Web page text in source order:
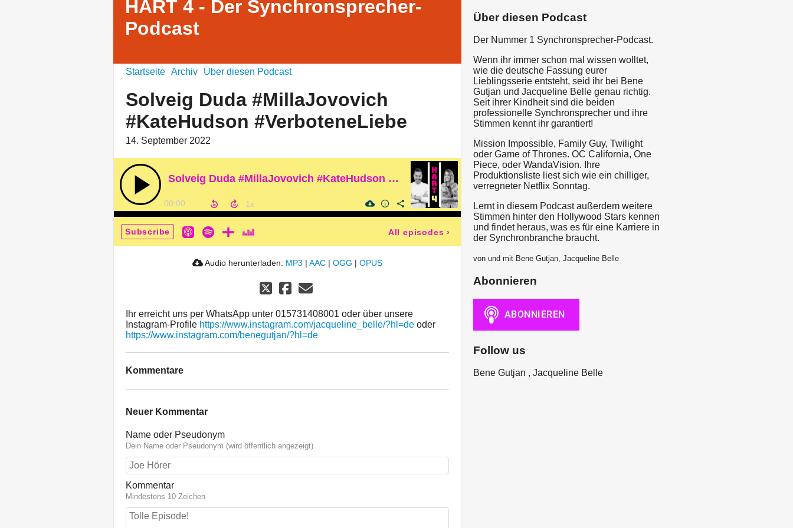
HART 4 - Der Synchronsprecher-
Podcast
Startseite Archiv Über diesen Podcast
Solveig Duda #MillaJovovich
#KateHudson #VerboteneLiebe
14. September 2022
Solveig Duda #MillaJovovich #KateHudson #VerboteneLiebe
00:00
Subscribe All episodes ›
Audio herunterladen: MP3 | AAC | OGG | OPUS
Ihr erreicht uns per WhatsApp unter 015731408001 oder über unsere
Instagram-Profile https://www.instagram.com/jacqueline_belle/?hl=de oder
https://www.instagram.com/benegutjan/?hl=de
Kommentare
Neuer Kommentar
Name oder Pseudonym
Dein Name oder Pseudonym (wird öffentlich angezeigt)
Kommentar
Mindestens 10 Zeichen
Über diesen Podcast
Der Nummer 1 Synchronsprecher-Podcast.
Wenn ihr immer schon mal wissen wolltet,
wie die deutsche Fassung eurer
Lieblingsserie entsteht, seid ihr bei Bene
Gutjan und Jacqueline Belle genau richtig.
Seit ihrer Kindheit sind die beiden
professionelle Synchronsprecher und ihre
Stimmen kennt ihr garantiert!
Mission Impossible, Family Guy, Twilight
oder Game of Thrones. OC California, One
Piece, oder WandaVision. Ihre
Produktionsliste liest sich wie ein chilliger,
verregneter Netflix Sonntag.
Lernt in diesem Podcast außerdem weitere
Stimmen hinter den Hollywood Stars kennen
und findet heraus, was es für eine Karriere in
der Synchronbranche braucht.
von und mit Bene Gutjan, Jacqueline Belle
Abonnieren
Follow us
Bene Gutjan , Jacqueline Belle